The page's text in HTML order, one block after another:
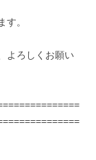
。
よろしくお願い